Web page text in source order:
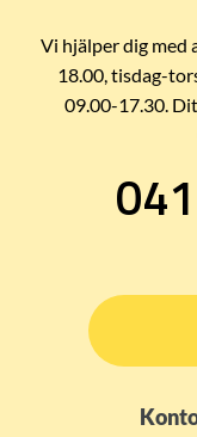
Vi hjälper dig med
18.00, tisdag-
09.00-17.30.